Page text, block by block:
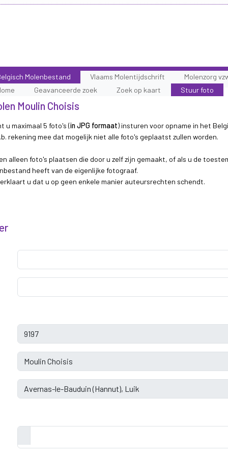
Molenbestand
Geavanceerde zoek Zoek op kaart Stuur foto
Vlaams Molentijdschrift Molenzorg
Moulin Choisis
u maximaal 5 foto's (in JPG formaat) insturen voor opname in het
rekening mee dat mogelijk niet alle foto's geplaatst zullen worden.
alleen foto's plaatsen die door u zelf zijn gemaakt, of als u de
heeft van de eigenlijke fotograaf.
u dat u op geen enkele manier auteursrechten schendt.